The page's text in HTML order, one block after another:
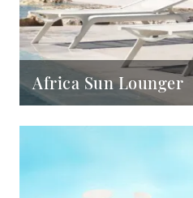
Africa Sun Lounger